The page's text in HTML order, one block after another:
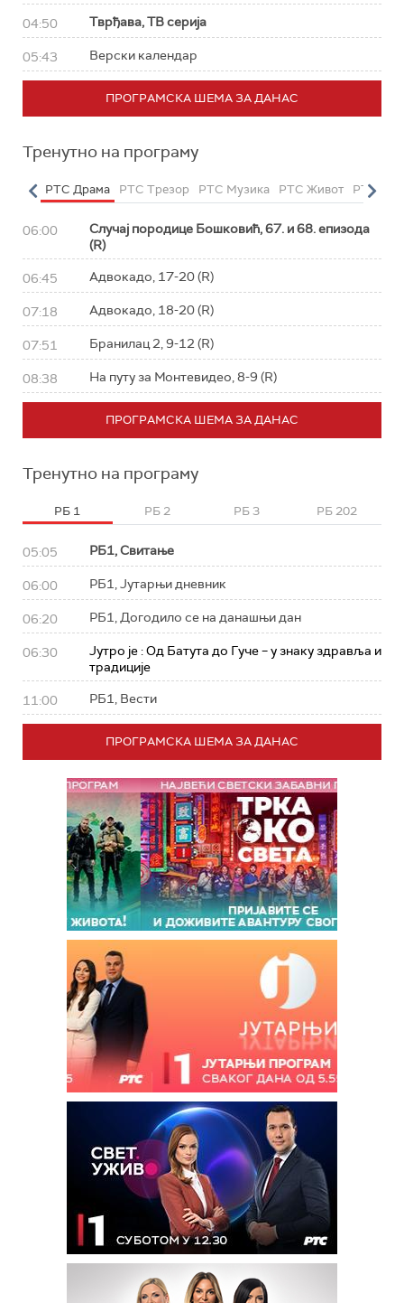
04:50 Тврђава, ТВ серија
05:43 Верски календар
ПРОГРАМСКА ШЕМА ЗА ДАНАС
Тренутно на програму
РТС Драма РТС Трезор РТС Музика РТС Живот РТС
06:00
Случај породице Бошковић, 67. и 68. епизода
(R)
06:45 Адвокадо, 17-20 (R)
07:18 Адвокадо, 18-20 (R)
07:51 Бранилац 2, 9-12 (R)
08:38 На путу за Монтевидео, 8-9 (R)
ПРОГРАМСКА ШЕМА ЗА ДАНАС
Тренутно на програму
РБ 1 РБ 2 РБ 3 РБ 202
05:05 РБ1, Свитање
06:00 РБ1, Јутарњи дневник
06:20 РБ1, Догодило се на данашњи дан
06:30
Јутро је : Од Батута до Гуче – у знаку здравља и
традиције
11:00 РБ1, Вести
ПРОГРАМСКА ШЕМА ЗА ДАНАС